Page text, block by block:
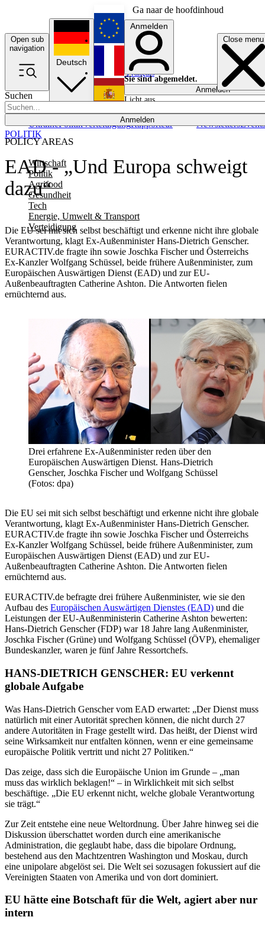
Ga naar de hoofdinhoud
Open sub
navigation
Close menu
Suchen
Anmelden
POLICY AREAS
Wirtschaft
Politik
Agrifood
Gesundheit
Tech
Energie, Umwelt & Transport
Verteidigung
UkrainePolitikVerteidigungRapporteur NewslettersEvents
Deutsch
English
Français
Anmelden
Sie sind abgemeldet.
Anmelden
Licht aus
EAD - „Und Europa schweigt
dazu“
Die EU sei mit sich selbst beschäftigt und erkenne nicht ihre globale
Verantwortung, klagt Ex-Außenminister Hans-Dietrich Genscher.
EURACTIV.de fragte ihn sowie Joschka Fischer und Österreichs
Ex-Kanzler Wolfgang Schüssel, beide frühere Außenminister, zum
Europäischen Auswärtigen Dienst (EAD) und zur EU-
Außenbeauftragten Catherine Ashton. Die Antworten fielen
ernüchternd aus.
POLITIK
Drei erfahrene Ex-Außenminister reden über den
Europäischen Auswärtigen Dienst. Hans-Dietrich
Genscher, Joschka Fischer und Wolfgang Schüssel
(Fotos: dpa)
Die EU sei mit sich selbst beschäftigt und erkenne nicht ihre globale
Verantwortung, klagt Ex-Außenminister Hans-Dietrich Genscher.
EURACTIV.de fragte ihn sowie Joschka Fischer und Österreichs
Ex-Kanzler Wolfgang Schüssel, beide frühere Außenminister, zum
Europäischen Auswärtigen Dienst (EAD) und zur EU-
Außenbeauftragten Catherine Ashton. Die Antworten fielen
ernüchternd aus.
EURACTIV.de befragte drei frühere Außenminister, wie sie den
Aufbau des Europäischen Auswärtigen Dienstes (EAD) und die
Leistungen der EU-Außenministerin Catherine Ashton bewerten:
Hans-Dietrich Genscher (FDP) war 18 Jahre lang Außenminister,
Joschka Fischer (Grüne) und Wolfgang Schüssel (ÖVP), ehemaliger
Bundeskanzler, waren je fünf Jahre Ressortchefs.
HANS-DIETRICH GENSCHER: EU verkennt
globale Aufgabe
Was Hans-Dietrich Genscher vom EAD erwartet: „Der Dienst muss
natürlich mit einer Autorität sprechen können, die nicht durch 27
andere Autoritäten in Frage gestellt wird. Das heißt, der Dienst wird
seine Wirksamkeit nur entfalten können, wenn er eine gemeinsame
europäische Politik vertritt und nicht 27 Politiken.“
Das zeige, dass sich die Europäische Union im Grunde – „man
muss das wirklich beklagen!“ – in Wirklichkeit mit sich selbst
beschäftige. „Die EU erkennt nicht, welche globale Verantwortung
sie trägt.“
Zur Zeit entstehe eine neue Weltordnung. Über Jahre hinweg sei die
Diskussion überschattet worden durch eine amerikanische
Administration, die geglaubt habe, dass die bipolare Ordnung,
bestehend aus den Machtzentren Washington und Moskau, durch
eine unipolare abgelöst sei. Die Welt sei sozusagen fokussiert auf die
Vereinigten Staaten von Amerika und von dort dominiert.
EU hätte eine Botschaft für die Welt, agiert aber nur
intern